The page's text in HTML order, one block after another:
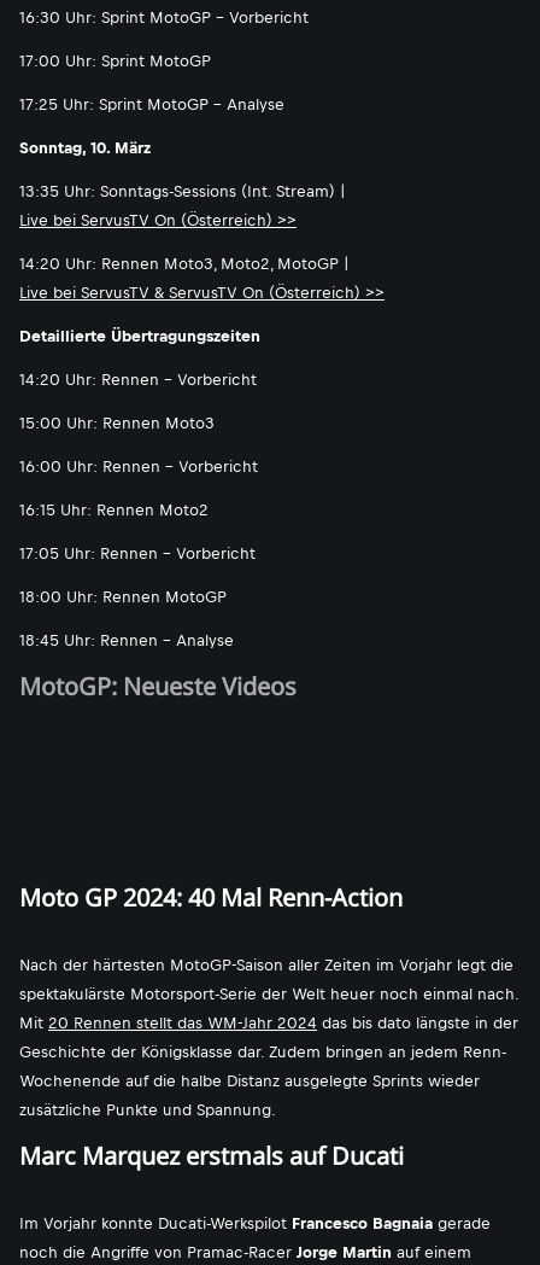
16:30 Uhr: Sprint MotoGP - Vorbericht
17:00 Uhr: Sprint MotoGP
17:25 Uhr: Sprint MotoGP - Analyse
Sonntag, 10. März
13:35 Uhr: Sonntags-Sessions (Int. Stream) |
Live bei ServusTV On (Österreich) >>
14:20 Uhr: Rennen Moto3, Moto2, MotoGP |
Live bei ServusTV & ServusTV On (Österreich) >>
Detaillierte Übertragungszeiten
14:20 Uhr: Rennen - Vorbericht
15:00 Uhr: Rennen Moto3
16:00 Uhr: Rennen - Vorbericht
16:15 Uhr: Rennen Moto2
17:05 Uhr: Rennen - Vorbericht
18:00 Uhr: Rennen MotoGP
18:45 Uhr: Rennen - Analyse
MotoGP: Neueste Videos
Moto GP 2024: 40 Mal Renn-Action
Nach der härtesten MotoGP-Saison aller Zeiten im Vorjahr legt die
spektakulärste Motorsport-Serie der Welt heuer noch einmal nach.
Mit 20 Rennen stellt das WM-Jahr 2024 das bis dato längste in der
Geschichte der Königsklasse dar. Zudem bringen an jedem Renn-
Wochenende auf die halbe Distanz ausgelegte Sprints wieder
zusätzliche Punkte und Spannung.
Marc Marquez erstmals auf Ducati
Im Vorjahr konnte Ducati-Werkspilot Francesco Bagnaia gerade
noch die Angriffe von Pramac-Racer Jorge Martin auf einem